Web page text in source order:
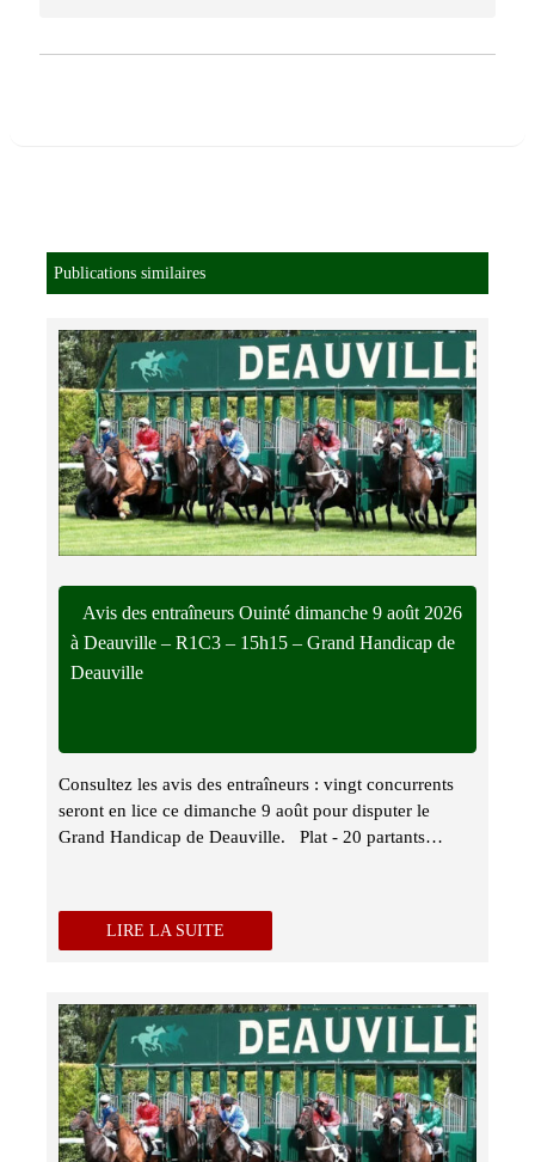
Publications similaires
Avis des entraîneurs Quinté dimanche 9 août 2026
à Deauville – R1C3 – 15h15 – Grand Handicap de
Deauville
Consultez les avis des entraîneurs : vingt concurrents
seront en lice ce dimanche 9 août pour disputer le
Grand Handicap de Deauville. Plat - 20 partants…
LIRE LA SUITE